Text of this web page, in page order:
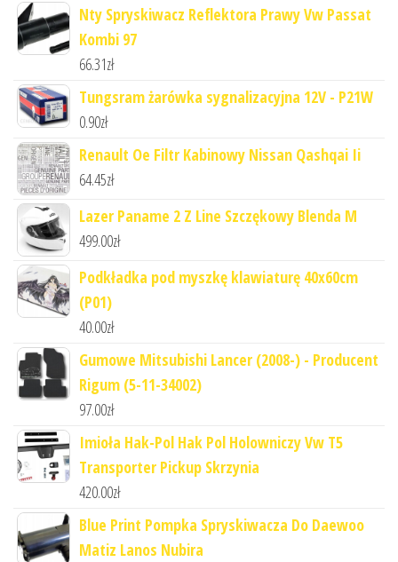
Nty Spryskiwacz Reflektora Prawy Vw Passat
Kombi 97
66.31zł
Tungsram żarówka sygnalizacyjna 12V - P21W
0.90zł
Renault Oe Filtr Kabinowy Nissan Qashqai Ii
64.45zł
Lazer Paname 2 Z Line Szczękowy Blenda M
499.00zł
Podkładka pod myszkę klawiaturę 40x60cm
(P01)
40.00zł
Gumowe Mitsubishi Lancer (2008-) - Producent
Rigum (5-11-34002)
97.00zł
Imioła Hak-Pol Hak Pol Holowniczy Vw T5
Transporter Pickup Skrzynia
420.00zł
Blue Print Pompka Spryskiwacza Do Daewoo
Matiz Lanos Nubira